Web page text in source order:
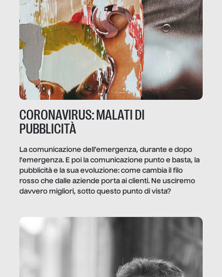
CORONAVIRUS: MALATI DI
PUBBLICITÀ
La comunicazione dell’emergenza, durante e dopo
l’emergenza. E poi la comunicazione punto e basta, la
pubblicità e la sua evoluzione: come cambia il filo
rosso che dalle aziende porta ai clienti. Ne usciremo
davvero migliori, sotto questo punto di vista?